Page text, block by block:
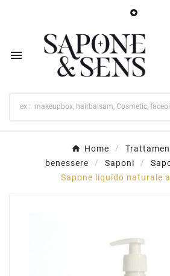


Home
benessere
Saponi
Sapone liquido naturale